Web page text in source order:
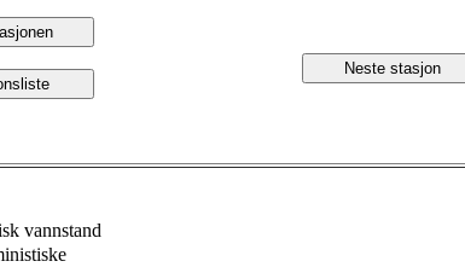
Neste stasjon
vannstand